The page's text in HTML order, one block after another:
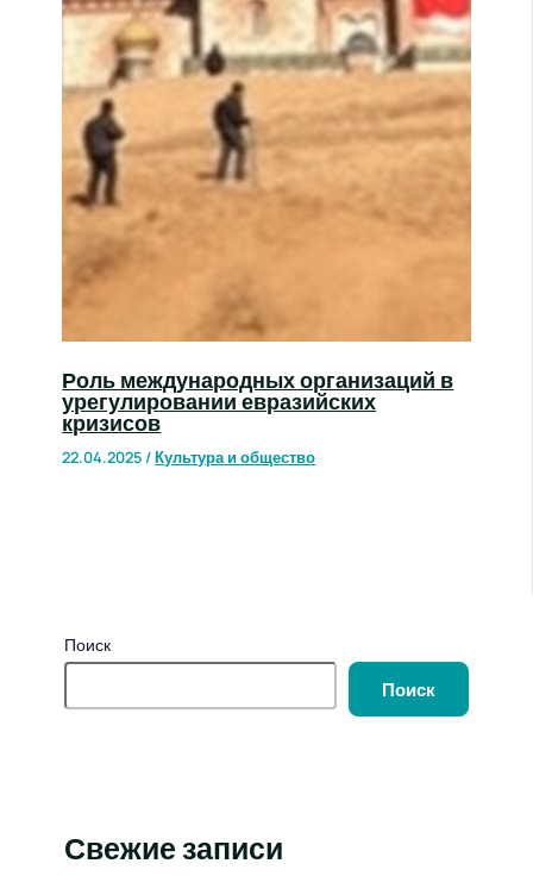
Роль международных организаций в
урегулировании евразийских
кризисов
22.04.2025/Культура и общество
Поиск
Поиск
Свежие записи